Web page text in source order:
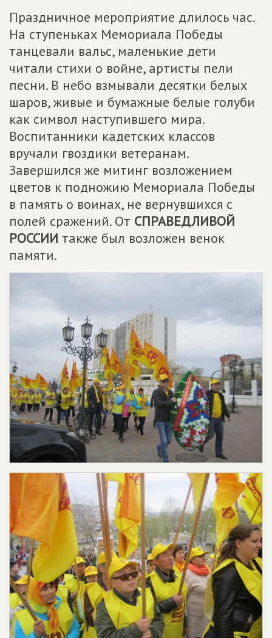
Праздничное мероприятие длилось час.
На ступеньках Мемориала Победы
танцевали вальс, маленькие дети
читали стихи о войне, артисты пели
песни. В небо взмывали десятки белых
шаров, живые и бумажные белые голуби
как символ наступившего мира.
Воспитанники кадетских классов
вручали гвоздики ветеранам.
Завершился же митинг возложением
цветов к подножию Мемориала Победы
в память о воинах, не вернувшихся с
полей сражений. От СПРАВЕДЛИВОЙ
РОССИИ также был возложен венок
памяти.